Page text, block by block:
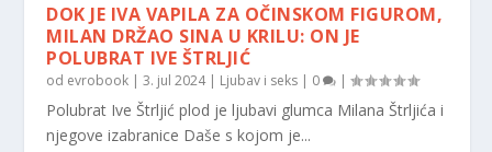
DOK JE IVA VAPILA ZA OČINSKOM FIGUROM,
MILAN DRŽAO SINA U KRILU: ON JE
POLUBRAT IVE ŠTRLJIĆ
od evrobook |3. jul 2024| Ljubav i seks | 0 |
Polubrat Ive Štrljić plod je ljubavi glumca Milana Štrljića i
njegove izabranice Daše s kojom je...